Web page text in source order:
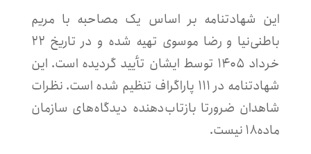
این شهادتنامه بر اساس یک مصاحبه با مریم
باطنی‌نیا و رضا موسوی تهیه شده و در تاریخ ۲۲
خرداد ۱۴۰۵ توسط ایشان تأیید گردیده است. این
شهادتنامه در ۱۱۱ پاراگراف تنظیم شده است. نظرات
شاهدان ضرورتا بازتاب‌دهنده دیدگاه‌های سازمان
ماده۱۸ نیست.